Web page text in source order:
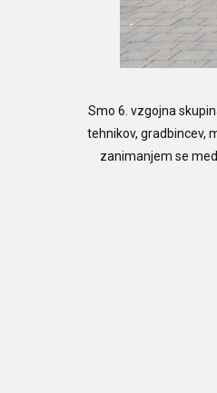
Smo 6. vzgojna
tehnikov, gradbincev,
zanimanjem se